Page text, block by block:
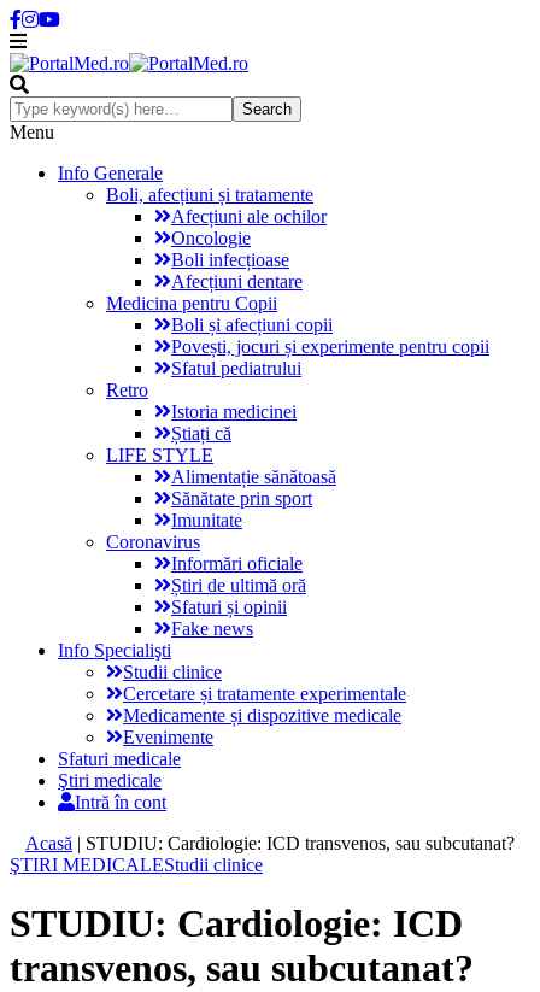
Menu
Info Generale
Boli, afecțiuni și tratamente
Afecțiuni ale ochilor
Oncologie
Boli infecțioase
Afecțiuni dentare
Medicina pentru Copii
Boli și afecțiuni copii
Povești, jocuri și experimente pentru copii
Sfatul pediatrului
Retro
Istoria medicinei
Știați că
LIFE STYLE
Alimentație sănătoasă
Sănătate prin sport
Imunitate
Coronavirus
Informări oficiale
Știri de ultimă oră
Sfaturi și opinii
Fake news
Info Specialişti
Studii clinice
Cercetare și tratamente experimentale
Medicamente și dispozitive medicale
Evenimente
Sfaturi medicale
Ştiri medicale
Intră în cont
Acasă | STUDIU: Cardiologie: ICD transvenos, sau subcutanat?
ŞTIRI MEDICALEStudii clinice
STUDIU: Cardiologie: ICD
transvenos, sau subcutanat?